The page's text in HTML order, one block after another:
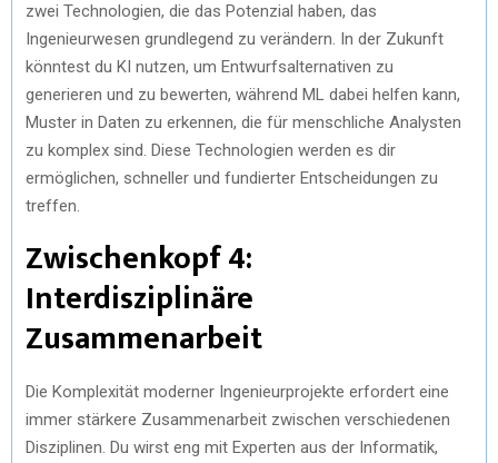
zwei Technologien, die das Potenzial haben, das
Ingenieurwesen grundlegend zu verändern. In der Zukunft
könntest du KI nutzen, um Entwurfsalternativen zu
generieren und zu bewerten, während ML dabei helfen kann,
Muster in Daten zu erkennen, die für menschliche Analysten
zu komplex sind. Diese Technologien werden es dir
ermöglichen, schneller und fundierter Entscheidungen zu
treffen.
Zwischenkopf 4:
Interdisziplinäre
Zusammenarbeit
Die Komplexität moderner Ingenieurprojekte erfordert eine
immer stärkere Zusammenarbeit zwischen verschiedenen
Disziplinen. Du wirst eng mit Experten aus der Informatik,